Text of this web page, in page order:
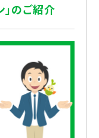
」のご紹介